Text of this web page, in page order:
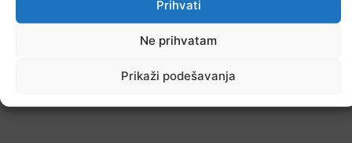
Prihvati
Ne prihvatam
Prikaži podešavanja